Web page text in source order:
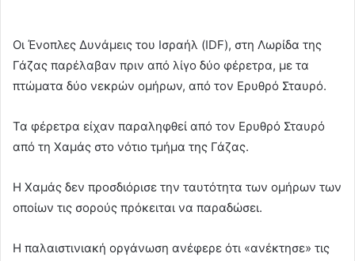
Οι Ένοπλες Δυνάμεις του Ισραήλ (IDF), στη Λωρίδα της
Γάζας παρέλαβαν πριν από λίγο δύο φέρετρα, με τα
πτώματα δύο νεκρών ομήρων, από τον Ερυθρό Σταυρό.
Τα φέρετρα είχαν παραληφθεί από τον Ερυθρό Σταυρό
από τη Χαμάς στο νότιο τμήμα της Γάζας.
Η Χαμάς δεν προσδιόρισε την ταυτότητα των ομήρων των
οποίων τις σορούς πρόκειται να παραδώσει.
Η παλαιστινιακή οργάνωση ανέφερε ότι «ανέκτησε» τις